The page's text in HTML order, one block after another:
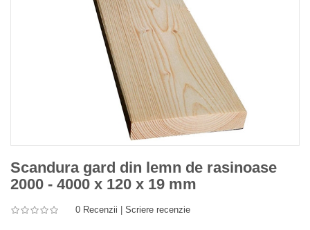
Scandura gard din lemn de rasinoase
2000 - 4000 x 120 x 19 mm
0 Recenzii | Scriere recenzie